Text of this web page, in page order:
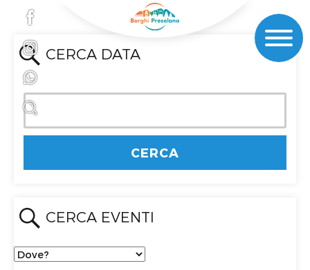
CERCA DATA
CERCA EVENTI
Dove?